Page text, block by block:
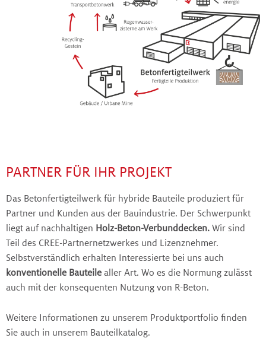
PARTNER FÜR IHR PROJEKT
Das Betonfertigteilwerk für hybride Bauteile produziert für
Partner und Kunden aus der Bauindustrie. Der Schwerpunkt
liegt auf nachhaltigen Holz-Beton-Verbunddecken. Wir sind
Teil des CREE-Partnernetzwerkes und Lizenznehmer.
Selbstverständlich erhalten Interessierte bei uns auch
konventionelle Bauteile aller Art. Wo es die Normung zulässt
auch mit der konsequenten Nutzung von R-Beton.
Weitere Informationen zu unserem Produktportfolio finden
Sie auch in unserem Bauteilkatalog.